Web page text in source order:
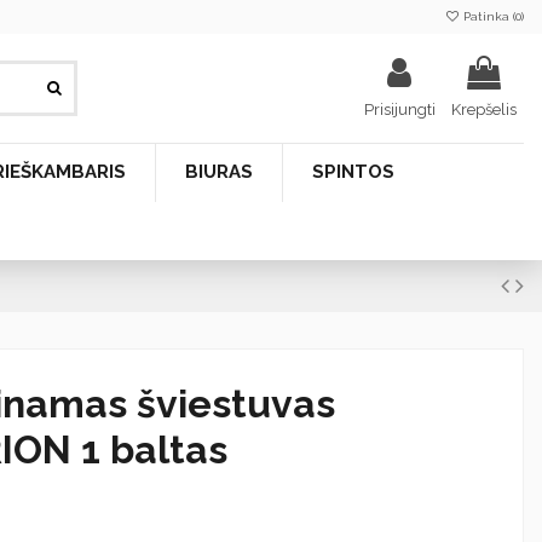
Patinka (0)
Prisijungti Krepšelis
BIURAS SPINTOS
šviestuvas
1 baltas